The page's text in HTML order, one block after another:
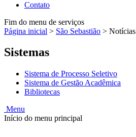
Contato
Fim do menu de serviços
Página inicial > São Sebastião > Notícias
Sistemas
Sistema de Processo Seletivo
Sistema de Gestão Acadêmica
Bibliotecas
Menu
Início do menu principal